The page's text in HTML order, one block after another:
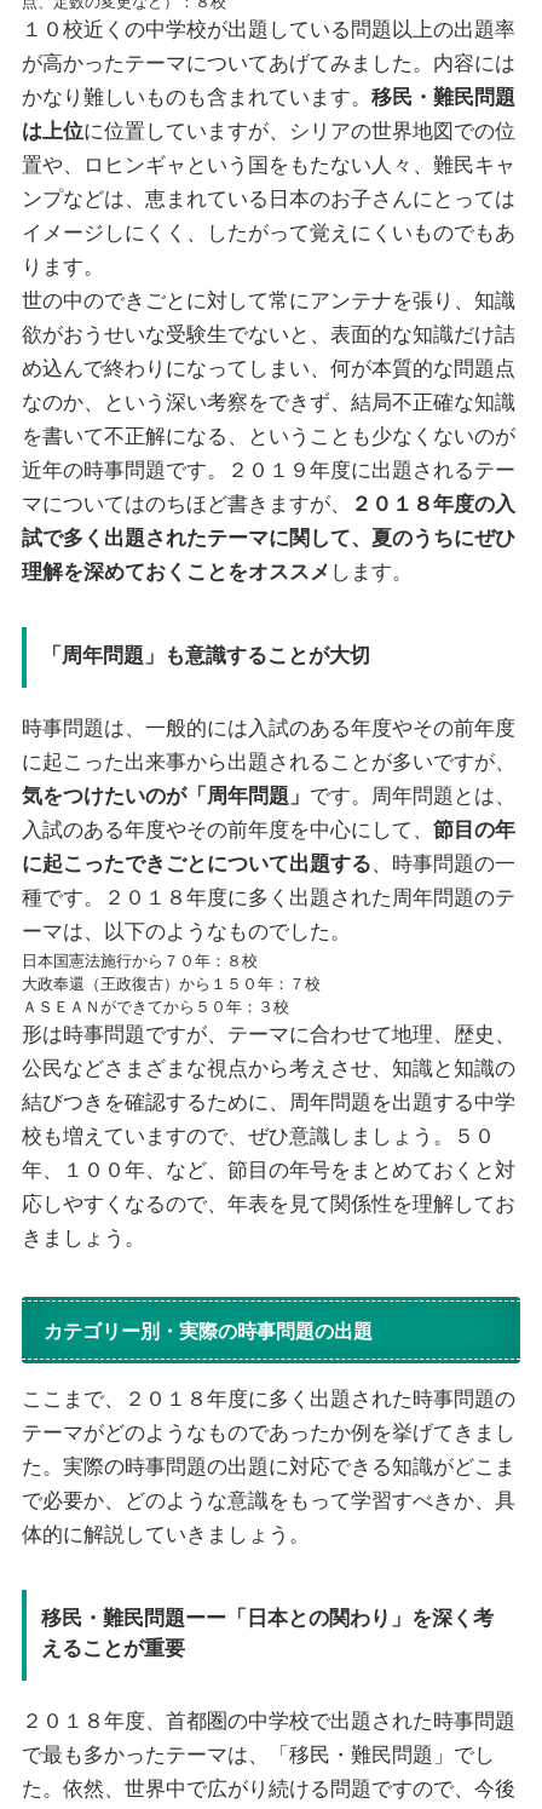
１０校近くの中学校が出題している問題以上の出題率
が高かったテーマについてあげてみました。内容には
かなり難しいものも含まれています。 移民・難民問題
は上位に位置していますが、シリアの世界地図での位
置や、ロヒンギャという国をもたない人々、難民キャ
ンプなどは、恵まれている日本のお子さんにとっては
イメージしにくく、したがって覚えにくいものでもあ
ります。
世の中のできごとに対して常にアンテナを張り、知識
欲がおうせいな受験生でないと、表面的な知識だけ詰
め込んで終わりになってしまい、何が本質的な問題点
なのか、という深い考察をできず、結局不正確な知識
を書いて不正解になる、ということも少なくないのが
近年の時事問題です。２０１９年度に出題されるテー
マについてはのちほど書きますが、
２０１８年度の入
試で多く出題されたテーマに関して、夏のうちにぜひ
理解を深めておくことをオススメ します。
「周年問題」も意識することが大切
時事問題は、一般的には入試のある年度やその前年度
に起こった出来事から出題されることが多いですが、
気をつけたいのが「周年問題」 です。周年問題とは、
入試のある年度やその前年度を中心にして、 節目の年
に起こったできごとについて出題する、時事問題の一
種です。２０１８年度に多く出題された周年問題のテ
ーマは、以下のようなものでした。
日本国憲法施行から７０年：８校
大政奉還（王政復古）から１５０年：７校
ＡＳＥＡＮができてから５０年：３校
形は時事問題ですが、テーマに合わせて地理、歴史、
公民などさまざまな視点から考えさせ、知識と知識の
結びつきを確認するために、周年問題を出題する中学
校も増えていますので、ぜひ意識しましょう。５０
年、１００年、など、節目の年号をまとめておくと対
応しやすくなるので、年表を見て関係性を理解してお
きましょう。
カテゴリー別・実際の時事問題の出題
ここまで、２０１８年度に多く出題された時事問題の
テーマがどのようなものであったか例を挙げてきまし
た。実際の時事問題の出題に対応できる知識がどこま
で必要か、どのような意識をもって学習すべきか、具
体的に解説していきましょう。
移民・難民問題ーー「日本との関わり」を深く考
えることが重要
２０１８年度、首都圏の中学校で出題された時事問題
で最も多かったテーマは、「移民・難民問題」でし
た。依然、世界中で広がり続ける問題ですので、今後